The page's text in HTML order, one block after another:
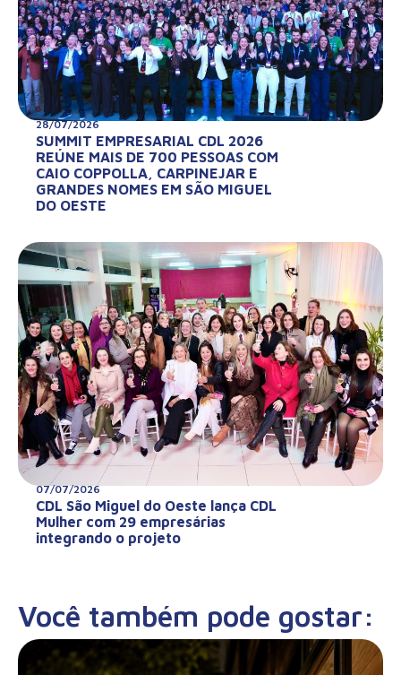
28/07/2026
SUMMIT EMPRESARIAL CDL 2026
REÚNE MAIS DE 700 PESSOAS COM
CAIO COPPOLLA, CARPINEJAR E
GRANDES NOMES EM SÃO MIGUEL
DO OESTE
07/07/2026
CDL São Miguel do Oeste lança CDL
Mulher com 29 empresárias
integrando o projeto
Você também pode gostar: